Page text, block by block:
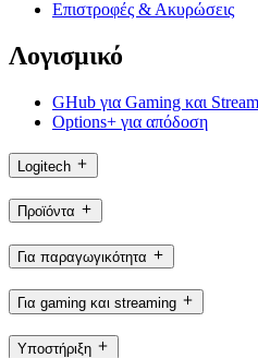
Επιστροφές & Ακυρώσεις
Λογισμικό
GHub για Gaming και
Options+ για απόδοση
Logitech
Προϊόντα
Για παραγωγικότητα
Για gaming και streaming
Υποστήριξη